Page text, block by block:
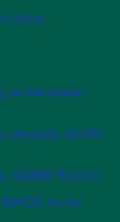
de Kerdaniel,
citadelle 5643O
5688O Ploeren
Auray